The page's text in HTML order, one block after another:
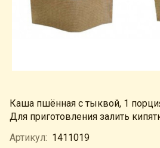
Каша пшённая с тыквой, 1
Для приготовления залить
Артикул: 1411019